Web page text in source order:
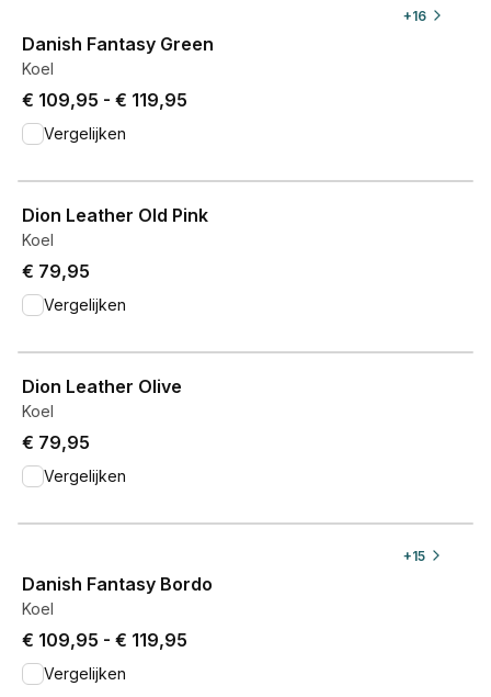
+16
Danish Fantasy Green
Koel
Price from € 109,95 to € 119,95.
€ 109,95 - € 119,95
Vergelijken
Dion Leather Old Pink
Koel
€ 79,95
Vergelijken
Dion Leather Olive
Koel
€ 79,95
Vergelijken
+15
Danish Fantasy Bordo
Koel
Price from € 109,95 to € 119,95.
€ 109,95 - € 119,95
Vergelijken